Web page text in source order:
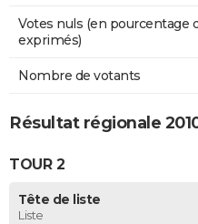
Votes nuls (en pourcentage
exprimés)
Nombre de votants
Résultat régionale
TOUR 2
Tête de liste
Liste